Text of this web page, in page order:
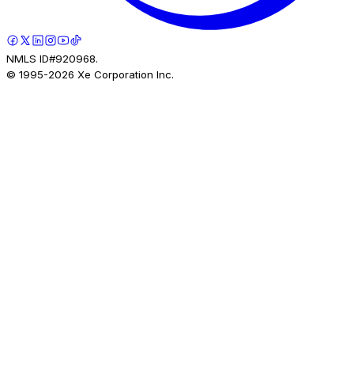
NMLS ID#920968.
© 1995-2026 Xe Corporation Inc.